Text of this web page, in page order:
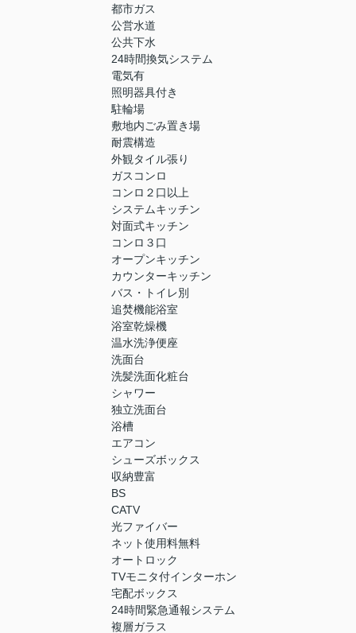
都市ガス
公営水道
公共下水
24時間換気システム
電気有
照明器具付き
駐輪場
敷地内ごみ置き場
耐震構造
外観タイル張り
ガスコンロ
コンロ２口以上
システムキッチン
対面式キッチン
コンロ３口
オープンキッチン
カウンターキッチン
バス・トイレ別
追焚機能浴室
浴室乾燥機
温水洗浄便座
洗面台
洗髪洗面化粧台
シャワー
独立洗面台
浴槽
エアコン
シューズボックス
収納豊富
BS
CATV
光ファイバー
ネット使用料無料
オートロック
TVモニタ付インターホン
宅配ボックス
24時間緊急通報システム
複層ガラス